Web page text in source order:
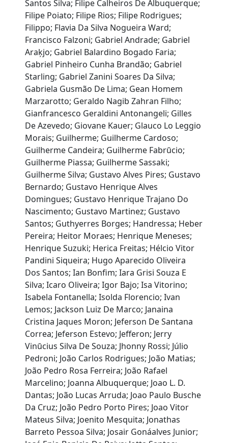
Santos Silva; Filipe Calheiros De Albuquerque;
Filipe Poiato; Filipe Rios; Filipe Rodrigues;
Filippo; Flavia Da Silva Nogueira Ward;
Francisco Falzoni; Gabriel Andrade; Gabriel
Araķjo; Gabriel Balardino Bogado Faria;
Gabriel Pinheiro Cunha Brandão; Gabriel
Starling; Gabriel Zanini Soares Da Silva;
Gabriela Gusmão De Lima; Gean Homem
Marzarotto; Geraldo Nagib Zahran Filho;
Gianfrancesco Geraldini Antonangeli; Gilles
De Azevedo; Giovane Kauer; Glauco Lo Leggio
Morais; Guilherme; Guilherme Cardoso;
Guilherme Candeira; Guilherme Fabrūcio;
Guilherme Piassa; Guilherme Sassaki;
Guilherme Silva; Gustavo Alves Pires; Gustavo
Bernardo; Gustavo Henrique Alves
Domingues; Gustavo Henrique Trajano Do
Nascimento; Gustavo Martinez; Gustavo
Santos; Guthyerres Borges; Handressa; Heber
Pereira; Heitor Moraes; Henrique Meneses;
Henrique Suzuki; Herica Freitas; Hélcio Vitor
Pandini Siqueira; Hugo Aparecido Oliveira
Dos Santos; Ian Bonfim; Iara Grisi Souza E
Silva; Icaro Oliveira; Igor Bajo; Isa Vitorino;
Isabela Fontanella; Isolda Florencio; Ivan
Lemos; Jackson Luiz De Marco; Janaina
Cristina Jaques Moron; Jeferson De Santana
Correa; Jeferson Estevo; Jefferon; Jerry
Vinūcius Silva De Souza; Jhonny Rossi; Júlio
Pedroni; João Carlos Rodrigues; João Matias;
João Pedro Rosa Ferreira; João Rafael
Marcelino; Joanna Albuquerque; Joao L. D.
Dantas; João Lucas Arruda; Joao Paulo Busche
Da Cruz; João Pedro Porto Pires; Joao Vitor
Mateus Silva; Joenito Mesquita; Jonathas
Barreto Pessoa Silva; Josair Gonáalves Junior;